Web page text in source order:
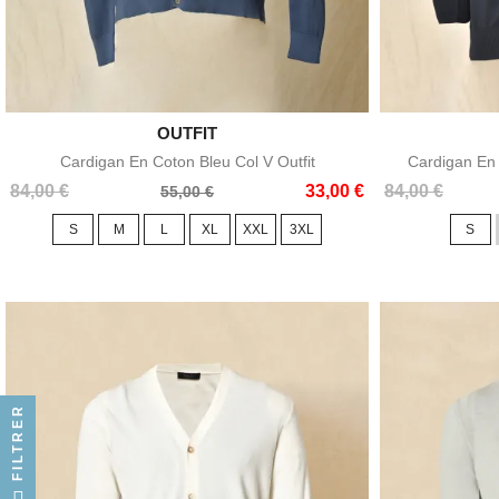
Aperçu rapide
OUTFIT
Cardigan En Coton Bleu Col V Outfit
84,00 €
Prix
55,00 € 33,00 €
Prix
S M L XL XXL 3XL
Cardigan
84,00 €
Prix
Prix
S
FILTRER